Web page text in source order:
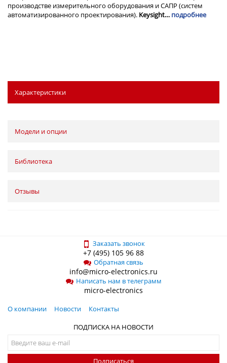
производстве измерительного оборудования и САПР (систем
автоматизированного проектирования). Keysight… подробнее
Характеристики
Модели и опции
Библиотека
Отзывы
Заказать звонок
+7 (495) 105 96 88
Обратная связь
info@micro-electronics.ru
Написать нам в телеграмм
micro-electronics
О компании Новости
Контакты
ПОДПИСКА НА НОВОСТИ
Подписаться